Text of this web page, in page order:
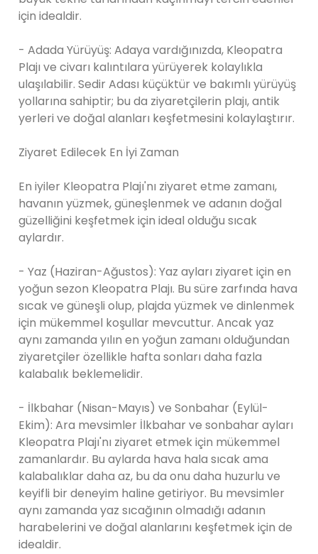
için idealdir.
- Adada Yürüyüş: Adaya vardığınızda, Kleopatra
Plajı ve civarı kalıntılara yürüyerek kolaylıkla
ulaşılabilir. Sedir Adası küçüktür ve bakımlı yürüyüş
yollarına sahiptir; bu da ziyaretçilerin plajı, antik
yerleri ve doğal alanları keşfetmesini kolaylaştırır.
Ziyaret Edilecek En İyi Zaman
En iyiler Kleopatra Plajı'nı ziyaret etme zamanı,
havanın yüzmek, güneşlenmek ve adanın doğal
güzelliğini keşfetmek için ideal olduğu sıcak
aylardır.
- Yaz (Haziran-Ağustos): Yaz ayları ziyaret için en
yoğun sezon Kleopatra Plajı. Bu süre zarfında hava
sıcak ve güneşli olup, plajda yüzmek ve dinlenmek
için mükemmel koşullar mevcuttur. Ancak yaz
aynı zamanda yılın en yoğun zamanı olduğundan
ziyaretçiler özellikle hafta sonları daha fazla
kalabalık beklemelidir.
- İlkbahar (Nisan-Mayıs) ve Sonbahar (Eylül-
Ekim): Ara mevsimler İlkbahar ve sonbahar ayları
Kleopatra Plajı'nı ziyaret etmek için mükemmel
zamanlardır. Bu aylarda hava hala sıcak ama
kalabalıklar daha az, bu da onu daha huzurlu ve
keyifli bir deneyim haline getiriyor. Bu mevsimler
aynı zamanda yaz sıcağının olmadığı adanın
harabelerini ve doğal alanlarını keşfetmek için de
idealdir.